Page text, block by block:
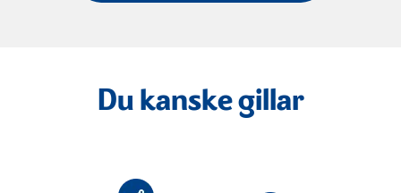
Du kanske gillar